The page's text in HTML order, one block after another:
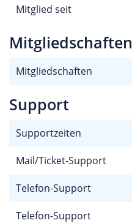
Mitglied seit
Mitgliedschaften
Mitgliedschaften
Support
Supportzeiten
Mail/Ticket-Support
Telefon-Support
Telefon-Support